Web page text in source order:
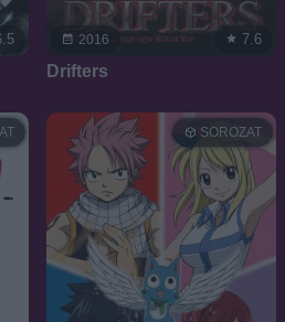
2016 7.6
Drifters
SOROZAT